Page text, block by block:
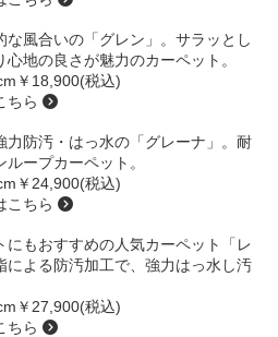
な風合いの 「グレン」
。サラッとし
地の良さが魅力のカーペット。
￥18,900(税込)
ちら
力防汚・はっ水の 「グレーナ」
。耐
ープカーペット。
￥24,900(税込)
こちら
にもおすすめの人気カーペット
「レ
による防汚加工で、強力はっ水し汚
￥27,900(税込)
ちら